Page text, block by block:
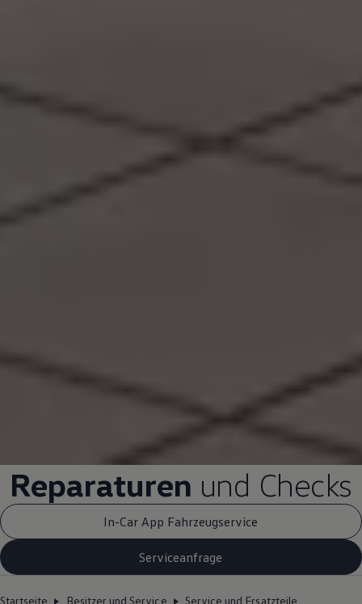
Reparaturen und Checks
In-Car App Fahrzeugservice
Serviceanfrage
Startseite Besitzer und Service
Service und Ersatzteile